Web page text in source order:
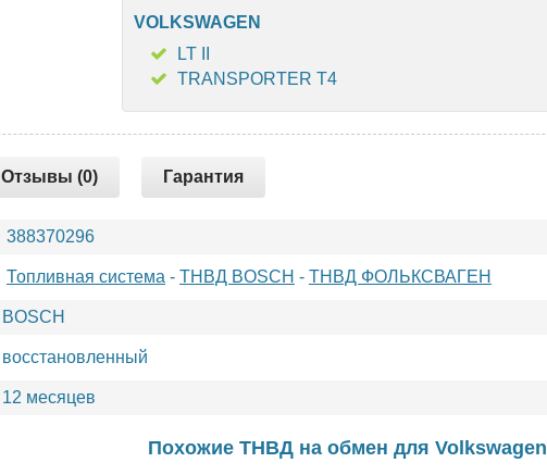
VOLKSWAGEN
LT II
TRANSPORTER T4
Отзывы (0) Гарантия
388370296
Топливная система - ТНВД BOSCH - ТНВД ФОЛЬКСВАГЕН
BOSCH
восстановленный
12 месяцев
Похожие ТНВД на обмен для Volkswagen